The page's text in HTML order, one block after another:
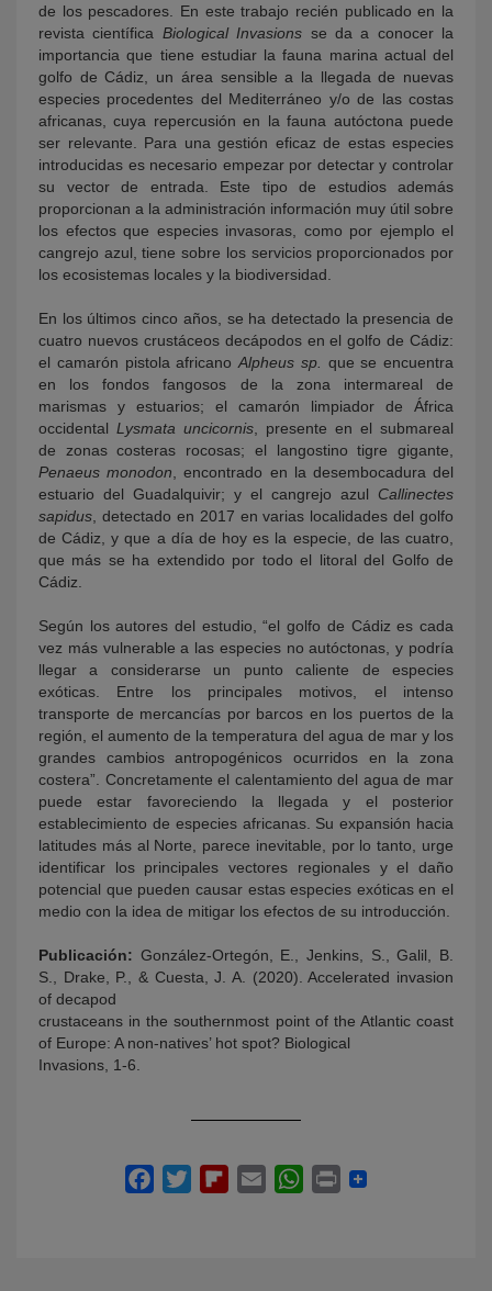
de los pescadores. En este trabajo recién publicado en la
revista científica Biological Invasions se da a conocer la
importancia que tiene estudiar la fauna marina actual del
golfo de Cádiz, un área sensible a la llegada de nuevas
especies procedentes del Mediterráneo y/o de las costas
africanas, cuya repercusión en la fauna autóctona puede
ser relevante. Para una gestión eficaz de estas especies
introducidas es necesario empezar por detectar y controlar
su vector de entrada. Este tipo de estudios además
proporcionan a la administración información muy útil sobre
los efectos que especies invasoras, como por ejemplo el
cangrejo azul, tiene sobre los servicios proporcionados por
los ecosistemas locales y la biodiversidad.
En los últimos cinco años, se ha detectado la presencia de
cuatro nuevos crustáceos decápodos en el golfo de Cádiz:
el camarón pistola africano Alpheus sp.
que se encuentra
en los fondos fangosos de la zona intermareal de
marismas y estuarios; el camarón limpiador de África
occidental Lysmata uncicornis , presente en el submareal
de zonas costeras rocosas; el langostino tigre gigante,
Penaeus monodon , encontrado en la desembocadura del
estuario del Guadalquivir; y el cangrejo azul Callinectes
sapidus , detectado en 2017 en varias localidades del golfo
de Cádiz, y que a día de hoy es la especie, de las cuatro,
que más se ha extendido por todo el litoral del Golfo de
Cádiz.
Según los autores del estudio, “el golfo de Cádiz es cada
vez más vulnerable a las especies no autóctonas, y podría
llegar a considerarse un punto caliente de especies
exóticas. Entre los principales motivos, el intenso
transporte de mercancías por barcos en los puertos de la
región, el aumento de la temperatura del agua de mar y los
grandes cambios antropogénicos ocurridos en la zona
costera”. Concretamente el calentamiento del agua de mar
puede estar favoreciendo la llegada y el posterior
establecimiento de especies africanas. Su expansión hacia
latitudes más al Norte, parece inevitable, por lo tanto, urge
identificar los principales vectores regionales y el daño
potencial que pueden causar estas especies exóticas en el
medio con la idea de mitigar los efectos de su introducción.
Publicación: González-Ortegón, E., Jenkins, S., Galil, B.
S., Drake, P., & Cuesta, J. A. (2020). Accelerated invasion
of decapod
crustaceans in the southernmost point of the Atlantic coast
of Europe: A non-natives’ hot spot? Biological
Invasions, 1-6.